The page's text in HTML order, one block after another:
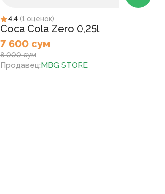
4.4 (1 оценок)
Coca Cola Zero 0,25l
7 600 сум
8 000 сум
Продавец:MBG STORE